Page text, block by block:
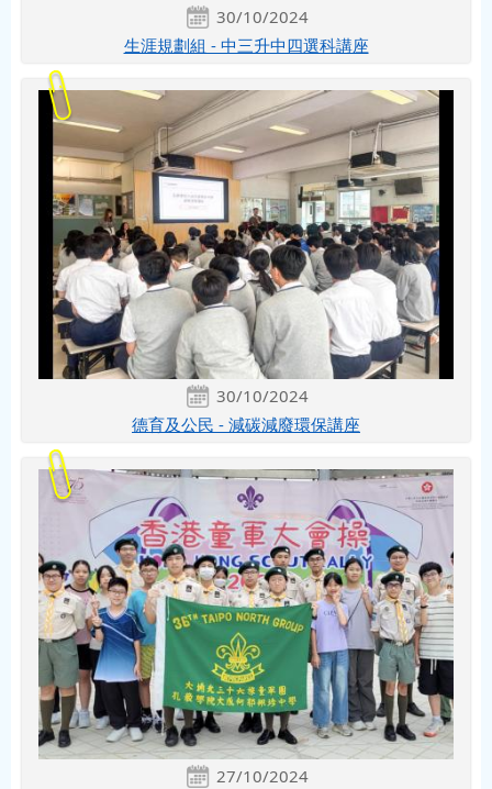
30/10/2024
生涯規劃組 - 中三升中四選科講座
30/10/2024
德育及公民 - 減碳減廢環保講座
27/10/2024